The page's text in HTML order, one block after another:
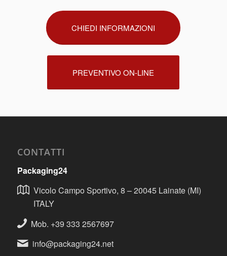
CHIEDI INFORMAZIONI
PREVENTIVO ON-LINE
CONTATTI
Packaging24
Vicolo Campo Sportivo, 8 – 20045 Lainate (MI)
ITALY
Mob. +39 333 2567697
info@packaging24.net